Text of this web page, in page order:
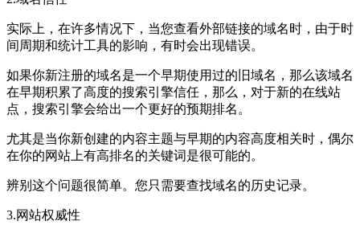
实际上，在许多情况下，当您查看外部链接的域名时，由于时
间周期和统计工具的影响，有时会出现错误。
如果你新注册的域名是一个早期使用过的旧域名，那么该域名
在早期积累了高度的搜索引擎信任，那么，对于新的在线站
点，搜索引擎会给出一个更好的预期排名。
尤其是当你新创建的内容主题与早期的内容高度相关时，偶尔
在你的网站上有高排名的关键词是很可能的。
辨别这个问题很简单。您只需要查找域名的历史记录。
3.网站权威性